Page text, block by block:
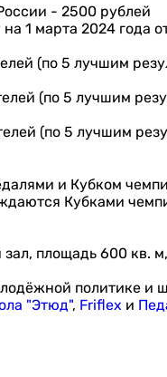
- 2500 рублей
1 марта 2024 года
(по 5 лучшим
(по 5 лучшим
(по 5 лучшим
и Кубком
Кубками
площадь 600 кв.
политике и
"Этюд", Friflex и